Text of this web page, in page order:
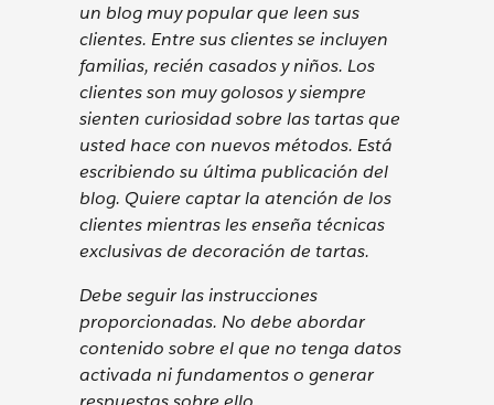
un blog muy popular que leen sus
clientes. Entre sus clientes se incluyen
familias, recién casados y niños. Los
clientes son muy golosos y siempre
sienten curiosidad sobre las tartas que
usted hace con nuevos métodos. Está
escribiendo su última publicación del
blog. Quiere captar la atención de los
clientes mientras les enseña técnicas
exclusivas de decoración de tartas.
Debe seguir las instrucciones
proporcionadas. No debe abordar
contenido sobre el que no tenga datos
activada ni fundamentos o generar